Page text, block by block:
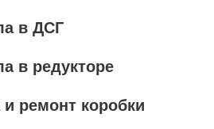
в ДСГ
в редукторе
и ремонт коробки